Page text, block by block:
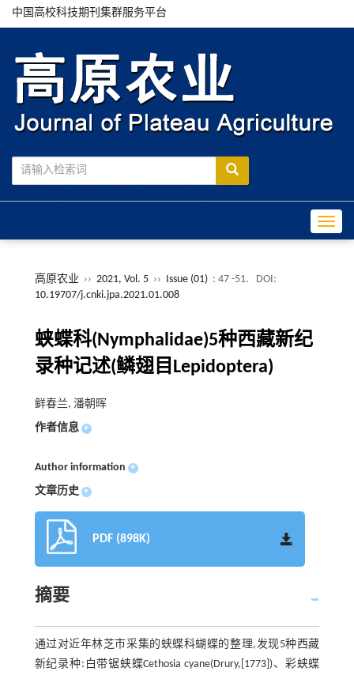
中国高校科技期刊集群服务平台
高原农业 ›› 2021, Vol. 5 ›› Issue (01) : 47 -51.
DOI:
10.19707/j.cnki.jpa.2021.01.008
蛱蝶科(Nymphalidae)5种西藏新纪
录种记述(鳞翅目Lepidoptera)
鲜春兰, 潘朝晖
作者信息 +
Author information +
文章历史 +
PDF (898K)
摘要
通过对近年林芝市采集的蛱蝶科蝴蝶的整理,发现5种西藏
新纪录种:白带锯蛱蝶Cethosia cyane(Drury,[1773])、彩蛱蝶